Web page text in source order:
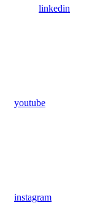
linkedin
youtube
instagram